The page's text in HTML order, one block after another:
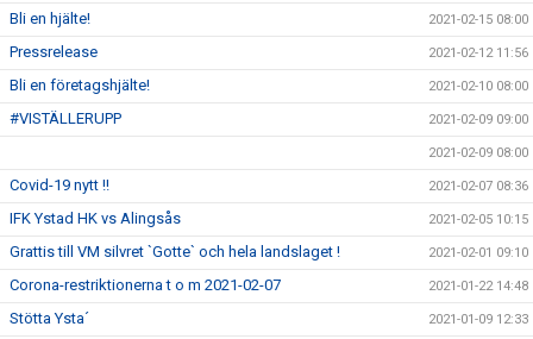
Bli en hjälte! 2021-02-15 08:00
Pressrelease 2021-02-12 11:56
Bli en företagshjälte! 2021-02-10 08:00
#VISTÄLLERUPP 2021-02-09 09:00
2021-02-09 08:00
Covid-19 nytt !! 2021-02-07 08:36
IFK Ystad HK vs Alingsås 2021-02-05 10:15
Grattis till VM silvret `Gotte` och hela landslaget ! 2021-02-01 09:10
Corona-restriktionerna t o m 2021-02-07 2021-01-22 14:48
Stötta Ysta´ 2021-01-09 12:33